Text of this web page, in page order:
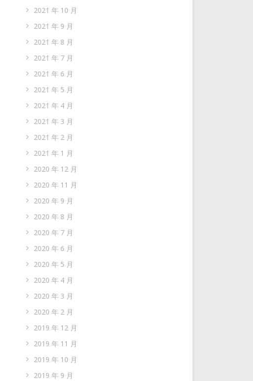
2021 年 10 月
2021 年 9 月
2021 年 8 月
2021 年 7 月
2021 年 6 月
2021 年 5 月
2021 年 4 月
2021 年 3 月
2021 年 2 月
2021 年 1 月
2020 年 12 月
2020 年 11 月
2020 年 9 月
2020 年 8 月
2020 年 7 月
2020 年 6 月
2020 年 5 月
2020 年 4 月
2020 年 3 月
2020 年 2 月
2019 年 12 月
2019 年 11 月
2019 年 10 月
2019 年 9 月